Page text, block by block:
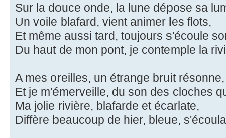
Sur la douce onde, la lune dépose sa
Un voile blafard, vient animer les flots,
Et même aussi tard, toujours s'écoule
Du haut de mon pont, je contemple la
A mes oreilles, un étrange bruit résonne,
Et je m'émerveille, du son des cloches
Ma jolie rivière, blafarde et écarlate,
Diffère beaucoup de hier, bleue,